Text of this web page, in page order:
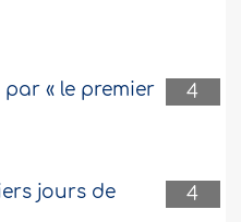
4
par « le premier
4
jours de